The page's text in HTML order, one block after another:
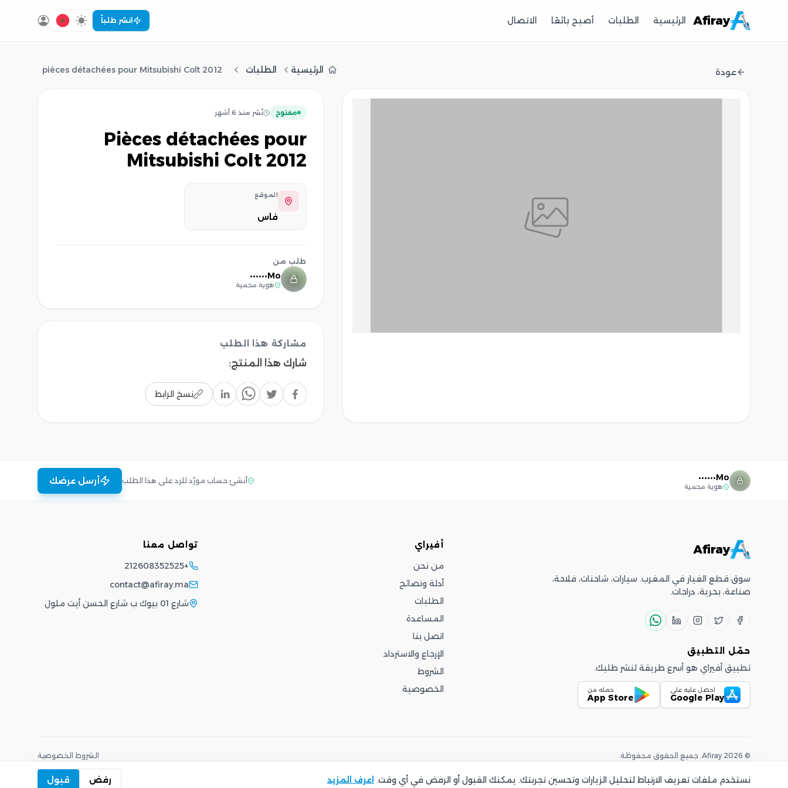
Afiray الرئيسية الطلبات أصبح بائعًا الاتصال انشر طلباً
عودة الرئيسية الطلبات pièces détachées pour Mitsubishi Colt 2012
مفتوح نُشر منذ 6 أشهر
pièces détachées pour
Mitsubishi Colt 2012
الموقع
فاس
طلب من
Mo••••••
هوية محمية
مشاركة هذا الطلب
شارك هذا المنتج:
نسخ الرابط
Mo••••••
هوية محمية
أنشئ حساب مورّد للرد على هذا الطلب أرسل عرضك
Afiray
سوق قطع الغيار في المغرب. سيارات، شاحنات، فلاحة،
صناعة، بحرية، دراجات.
حمّل التطبيق
تطبيق أفيراي هو أسرع طريقة لنشر طلبك.
احصل عليه على
Google Play
حمله من
App Store
أفيراي
من نحن
أدلة ونصائح
الطلبات
المساعدة
اتصل بنا
الإرجاع والاسترداد
الشروط
الخصوصية
تواصل معنا
+212608352525
contact@afiray.ma
شارع 01 بيوك ب شارع الحسن أيت ملول
©
2026
Afiray
. جميع الحقوق محفوظة. الشروط· الخصوصية
نستخدم ملفات تعريف الارتباط لتحليل الزيارات وتحسين تجربتك. يمكنك القبول أو الرفض في أي وقت. اعرف المزيد رفض قبول